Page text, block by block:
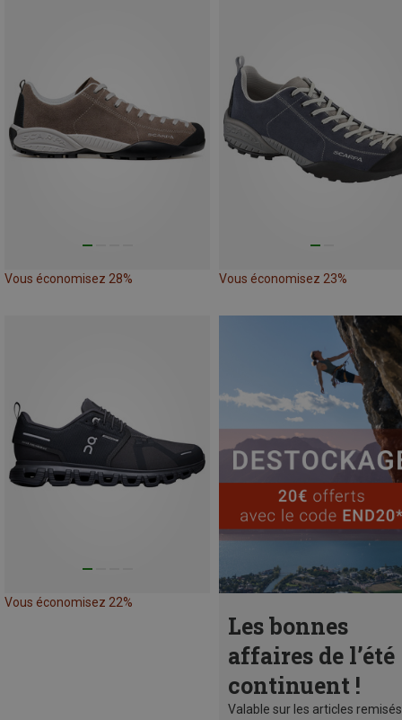
Vous économisez 28% Vous économisez 23%
Vous économisez 22%
Les bonnes
affaires de l’été
continuent !
Valable sur les articles remisés